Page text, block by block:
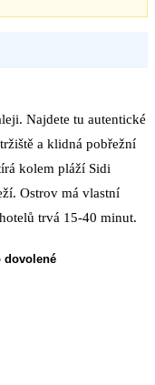
Najdete tu autentické
a klidná pobřežní
kolem pláží Sidi
Ostrov má vlastní
trvá 15-40 minut.
dovolené